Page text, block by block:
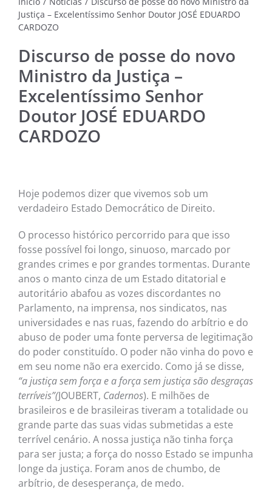
Justiça – Excelentíssimo Senhor Doutor JOSÉ EDUARDO
CARDOZO
Discurso de posse do novo
Ministro da Justiça –
Excelentíssimo Senhor
Doutor JOSÉ EDUARDO
CARDOZO
Hoje podemos dizer que vivemos sob um
verdadeiro Estado Democrático de Direito.
O processo histórico percorrido para que isso
fosse possível foi longo, sinuoso, marcado por
grandes crimes e por grandes tormentas. Durante
anos o manto cinza de um Estado ditatorial e
autoritário abafou as vozes discordantes no
Parlamento, na imprensa, nos sindicatos, nas
universidades e nas ruas, fazendo do arbítrio e do
abuso de poder uma fonte perversa de legitimação
do poder constituído. O poder não vinha do povo e
em seu nome não era exercido. Como já se disse,
“a justiça sem força e a força sem justiça são desgraças
terríveis”(JOUBERT, Cadernos). E milhões de
brasileiros e de brasileiras tiveram a totalidade ou
grande parte das suas vidas submetidas a este
terrível cenário. A nossa justiça não tinha força
para ser justa; a força do nosso Estado se impunha
longe da justiça. Foram anos de chumbo, de
arbítrio, de desesperança, de medo.